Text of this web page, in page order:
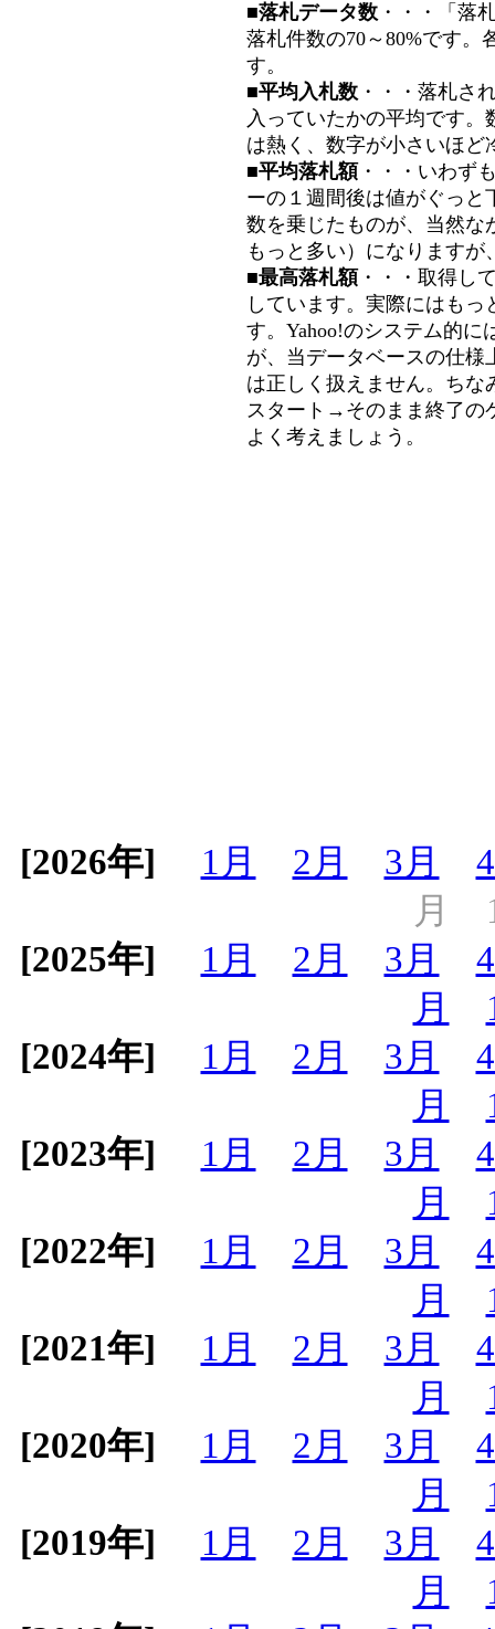
■落札データ数 ・・・「落
落札件数の70～80%です。
す。
■平均入札数 ・・・落札さ
入っていたかの平均です
は熱く、数字が小さいほど
■平均落札額 ・・・いわず
ーの１週間後は値がぐっと
数を乗じたものが、当然な
もっと多い）になります
■最高落札額 ・・・取得し
しています。実際にはも
す。Yahoo!のシステム的に
が、当データベースの仕様
は正しく扱えません。ちな
スタート→そのまま終了の
よく考えましょう。
[2026年] 1月 2月 3月
月
[2025年]
1月 2月 3月
月
[2024年]
1月 2月 3月
月
[2023年]
1月 2月 3月
月
[2022年]
1月 2月 3月
月
[2021年]
1月 2月 3月
月
[2020年]
1月 2月 3月
月
[2019年]
1月 2月 3月
月